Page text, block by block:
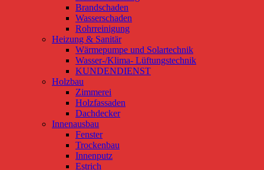
Brandschaden
Wasserschaden
Rohrreinigung
Heizung & Sanitär
Wärmepumpe und Solartechnik
Wasser-/Klima- Lüftungstechnik
KUNDENDIENST
Holzbau
Zimmerei
Holzfassaden
Dachdecker
Innenausbau
Fenster
Trockenbau
Innenputz
Estrich